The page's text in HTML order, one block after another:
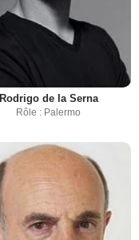
Rodrigo de la Serna
Rôle : Palermo